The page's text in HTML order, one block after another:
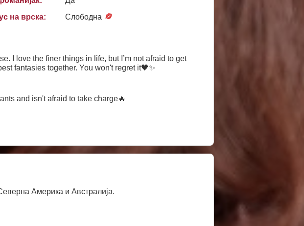
на врска:
Слободна
I love the finer things in life, but I’m not afraid to get
fantasies together. You won't regret it🖤✨
and isn't afraid to take charge🔥
Америка и Австралија.